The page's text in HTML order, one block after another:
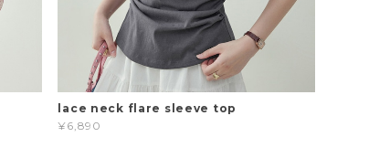
lace neck flare sleeve top
¥6,890